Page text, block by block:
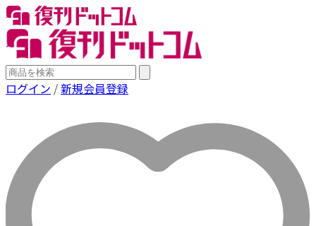
ログイン /新規会員登録